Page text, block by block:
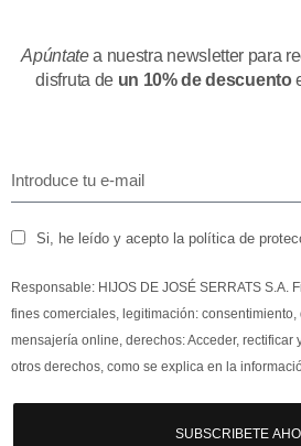
Apúntatea nuestra newsletter para
disfruta de un 10% de descuento
Si, he leído y acepto la política de
Responsable: HIJOS DE JOSÉ SERRATS S.A.
fines comerciales, legitimación:
mensajería online, derechos: Acceder, rectificar
otros derechos, como se explica en la
SUBSCRIBETE